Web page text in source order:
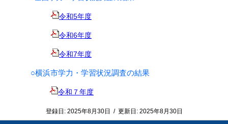
令和5年度
令和6年度
令和7年度
○横浜市学力・学習状況調査の結果
令和７年度
登録日: 2025年8月30日 / 更新日: 2025年8月30日